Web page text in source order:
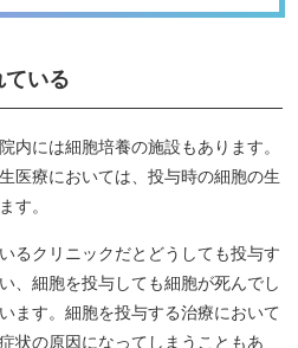
いる
内には細胞培養の施設もあります。
医療においては、投与時の細胞の生
す。
るクリニックだとどうしても投与す
、細胞を投与しても細胞が死んでし
ます。細胞を投与する治療において
状の原因になってしまうこともあ